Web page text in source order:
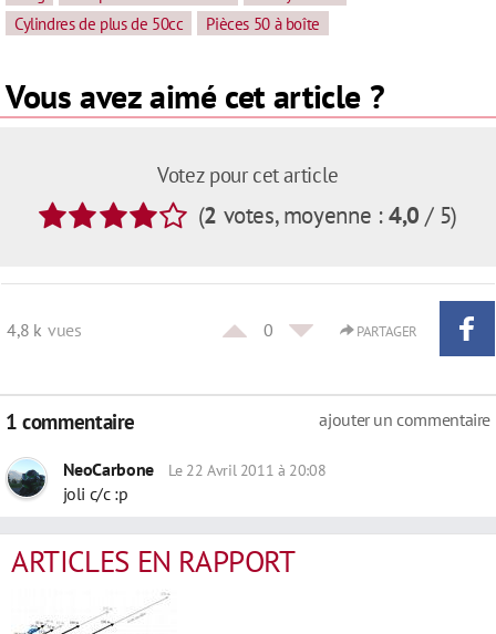
Cylindres de plus de 50cc
Pièces 50 à boîte
Vous avez aimé cet article ?
Votez pour cet article
(2 votes, moyenne :4,0 / 5)
4,8 k vues 0 PARTAGER
1 commentaire ajouter un commentaire
NeoCarbone Le 22 Avril 2011 à 20:08
joli c/c :p
ARTICLES EN RAPPORT